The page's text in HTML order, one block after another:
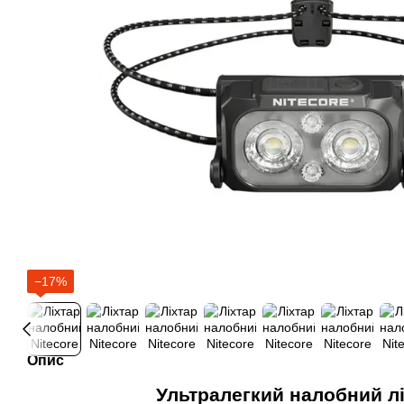
−17%
Опис
Ультралегкий налобний